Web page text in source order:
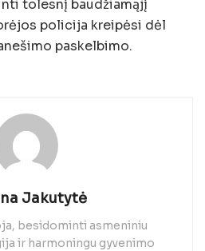
tolesnį baudžiamąjį
policija kreipėsi dėl
paskelbimo.
Jakutytė
besidominti asmeniniu
ir harmoningu gyvenimo